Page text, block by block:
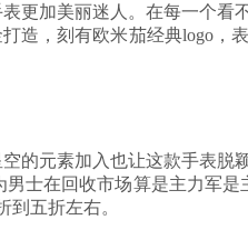
更加美丽迷人。在每一个
，刻有欧米茄经典logo，
的元素加入也让这款手表
士在回收市场算是主力军
五折左右。